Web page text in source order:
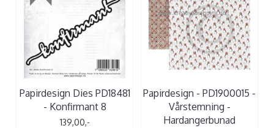
Papirdesign Dies PD18481
- Konfirmant 8
139,00,-
Papirdesign - PD1900015 -
Vårstemning -
Hardangerbunad